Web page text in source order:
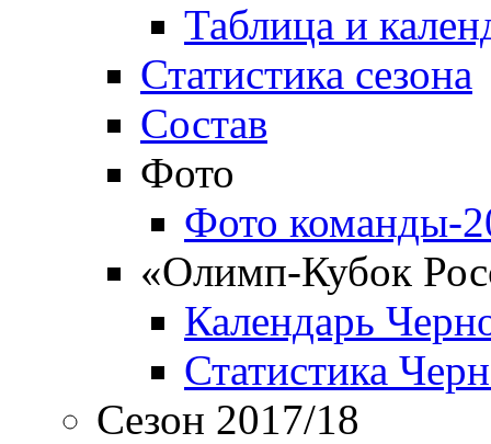
Таблица и
Статистика сезона
Состав
Фото
Фото команды-
«Олимп-Кубок
Календарь
Статистика
Сезон 2017/18